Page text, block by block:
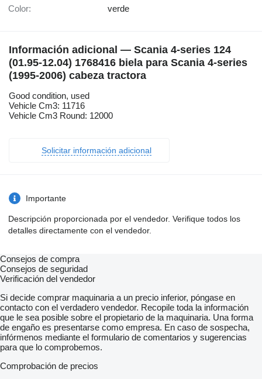
Color: verde
Información adicional — Scania 4-series 124
(01.95-12.04) 1768416 biela para Scania 4-series
(1995-2006) cabeza tractora
Good condition, used
Vehicle Cm3: 11716
Vehicle Cm3 Round: 12000
Solicitar información adicional
Importante
Descripción proporcionada por el vendedor. Verifique todos los
detalles directamente con el vendedor.
Consejos de compra
Consejos de seguridad
Verificación del vendedor
Si decide comprar maquinaria a un precio inferior, póngase en
contacto con el verdadero vendedor. Recopile toda la información
que le sea posible sobre el propietario de la maquinaria. Una forma
de engaño es presentarse como empresa. En caso de sospecha,
infórmenos mediante el formulario de comentarios y sugerencias
para que lo comprobemos.
Comprobación de precios